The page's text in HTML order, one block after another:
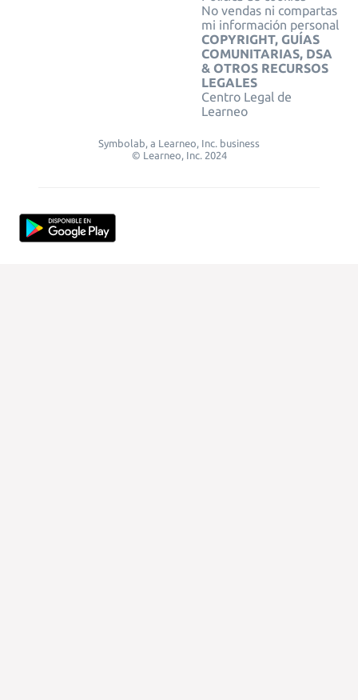
No vendas ni compartas
mi información personal
COPYRIGHT, GUÍAS
COMUNITARIAS, DSA
& OTROS RECURSOS
LEGALES
Centro Legal de
Learneo
Symbolab, a Learneo, Inc. business
© Learneo, Inc. 2024